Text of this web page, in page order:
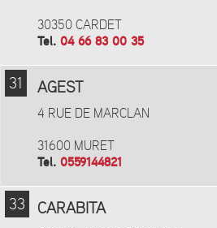
30350 CARDET
Tel. 04 66 83 00 35
31 AGEST
4 RUE DE MARCLAN
31600 MURET
Tel. 0559144821
33 CARABITA